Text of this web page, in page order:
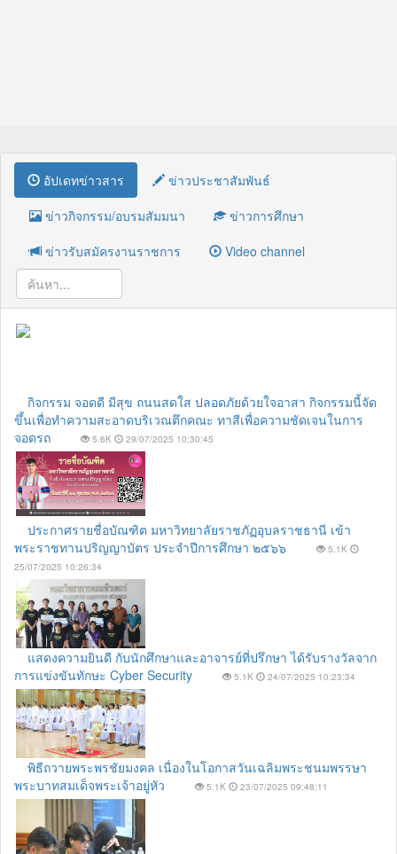
อัปเดทข่าวสาร
ข่าวประชาสัมพันธ์
ข่าวกิจกรรม/อบรมสัมมนา
ข่าวการศึกษา
ข่าวรับสมัครงานราชการ
Video channel
กิจกรรม จอดดี มีสุข ถนนสดใส ปลอดภัยด้วยใจอาสา กิจกรรมนี้จัด
ขึ้นเพื่อทำความสะอาดบริเวณตึกคณะ ทาสีเพื่อความชัดเจนในการ
จอดรถ
5.6K 29/07/2025 10:30:45
ประกาศรายชื่อบัณฑิต มหาวิทยาลัยราชภัฏอุบลราชธานี เข้า
พระราชทานปริญญาบัตร ประจำปีการศึกษา ๒๕๖๖
5.1K
25/07/2025 10:26:34
แสดงความยินดี กับนักศึกษาและอาจารย์ที่ปรึกษา ได้รับรางวัลจาก
การแข่งขันทักษะ Cyber Security
5.1K 24/07/2025 10:23:34
พิธีถวายพระพรชัยมงคล เนื่องในโอกาสวันเฉลิมพระชนมพรรษา
พระบาทสมเด็จพระเจ้าอยู่หัว
5.1K 23/07/2025 09:48:11